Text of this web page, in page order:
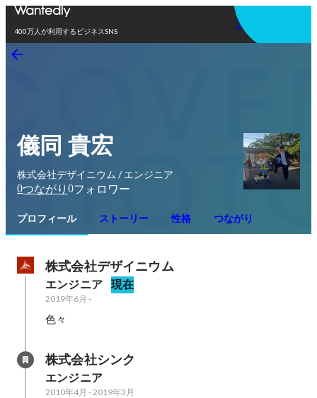
400万人が利用するビジネスSNS
アプリを使う
儀同 貴宏
株式会社デザイニウム / エンジニア
0つながり 0フォロワー
プロフィール ストーリー 性格 つながり
株式会社デザイニウム
エンジニア 現在
2019年6月 -
色々
株式会社シンク
エンジニア
2010年4月 -2019年3月